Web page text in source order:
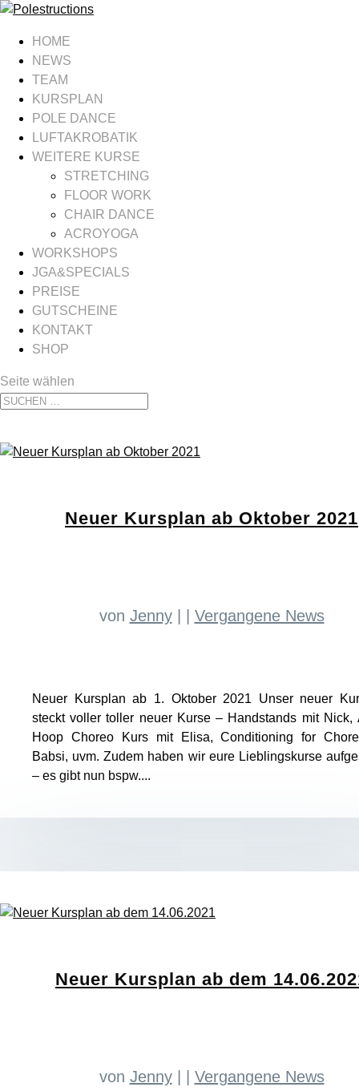
HOME
NEWS
TEAM
KURSPLAN
POLE DANCE
LUFTAKROBATIK
WEITERE KURSE
STRETCHING
FLOOR WORK
CHAIR DANCE
ACROYOGA
WORKSHOPS
JGA&SPECIALS
PREISE
GUTSCHEINE
KONTAKT
SHOP
Seite wählen
Neuer Kursplan ab Oktober 2021
von Jenny| Vergangene News
Neuer Kursplan ab 1. Oktober 2021 Unser neuer
steckt voller toller neuer Kurse – Handstands mit Nick,
Hoop Choreo Kurs mit Elisa, Conditioning for
Babsi, uvm. Zudem haben wir eure Lieblingskurse
– es gibt nun bspw....
Neuer Kursplan ab dem
von Jenny| Vergangene News